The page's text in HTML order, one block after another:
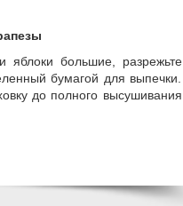
яблоки большие, разрежьте
бумагой для выпечки.
до полного высушивания